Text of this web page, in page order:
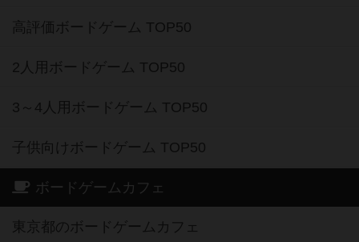
高評価ボードゲーム TOP50
2人用ボードゲーム TOP50
3～4人用ボードゲーム TOP50
子供向けボードゲーム TOP50
ボードゲームカフェ
東京都のボードゲームカフェ